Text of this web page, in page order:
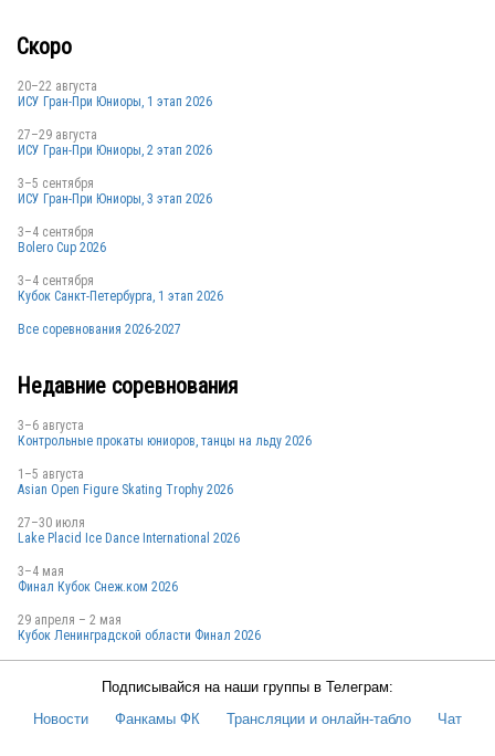
Скоро
20–22 августа
ИСУ Гран-При Юниоры, 1 этап 2026
27–29 августа
ИСУ Гран-При Юниоры, 2 этап 2026
3–5 сентября
ИСУ Гран-При Юниоры, 3 этап 2026
3–4 сентября
Bolero Cup 2026
3–4 сентября
Кубок Санкт-Петербурга, 1 этап 2026
Все соревнования 2026-2027
Недавние соревнования
3–6 августа
Контрольные прокаты юниоров, танцы на льду 2026
1–5 августа
Asian Open Figure Skating Trophy 2026
27–30 июля
Lake Placid Ice Dance International 2026
3–4 мая
Финал Кубок Снеж.ком 2026
29 апреля – 2 мая
Кубок Ленинградской области Финал 2026
Подписывайся на наши группы в Телеграм:
Новости
Фанкамы ФК Трансляции и онлайн-табло Чат